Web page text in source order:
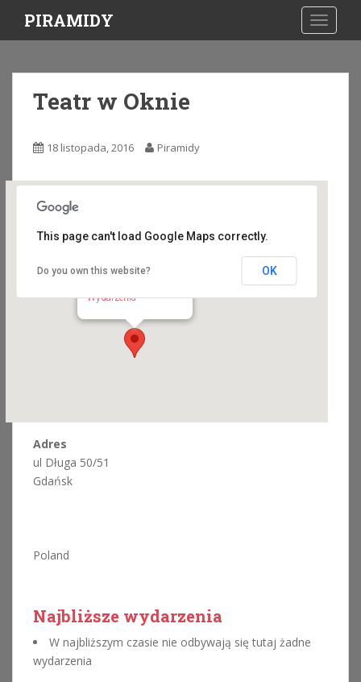
i
PIRAMIDY
Teatr w Oknie
18 listopada, 2016 Piramidy
Teatr w Oknie
Wydarzenia
This page can't load Google Maps correctly.
Do you own this website? OK
Adres
ul Długa 50/51
Gdańsk
Poland
Najbliższe wydarzenia
W najbliższym czasie nie odbywają się tutaj żadne
wydarzenia